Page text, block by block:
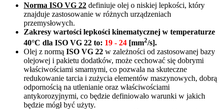
Norma ISO VG 22 definiuje olej o niskiej lepkości, który
znajduje zastosowanie w różnych urządzeniach
przemysłowych.
Zakresy wartości lepkości kinematycznej w temperaturze
40°C dla ISO VG 22 to: 19 - 24 [mm2/s].
Olej z normą ISO VG 22 w zależności od zastosowanej bazy
olejowej i pakietu dodatków, może cechować się dobrymi
właściwościami smarnymi, co pozwala na skuteczne
redukowanie tarcia i zużycia elementów maszynowych, dobrą
odpornością na utlenianie oraz właściwościami
antykorozyjnymi, co będzie definiowało warunki w jakich
będzie mógł być użyty.